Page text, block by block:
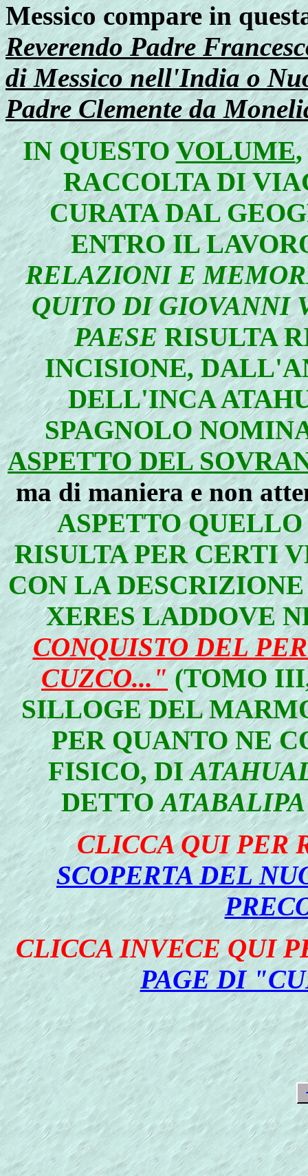
Messico compare in
Reverendo Padre
di Messico nell'India o
Padre Clemente da
IN QUESTOVOLUME
RACCOLTA DI
CURATA DAL
ENTRO IL
RELAZIONI E
QUITO DI GIOVANNI
PAESERISULTA
INCISIONE,
DELL'INCA
SPAGNOLO
ASPETTO DEL
ma di maniera e non
ASPETTO QUELLO
RISULTA PER CERTI
CON LA
XERES LADDOVE
CONQUISTO DEL
CUZCO..."(TOMO
SILLOGE DEL
PER QUANTO NE
FISICO, DI
DETTOATABALIPA
CLICCA QUI PER
SCOPERTA DEL
CLICCA INVECE QUI
PAGE DI